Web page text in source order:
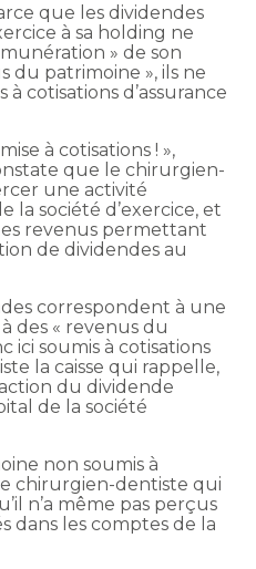
que les dividendes
à sa holding ne
» de son
du patrimoine », ils ne
à cotisations d’assurance
à cotisations ! »,
que le chirurgien-
une activité
la société d’exercice, et
revenus permettant
de dividendes au
correspondent à une
des « revenus du
ici soumis à cotisations
la caisse qui rappelle,
du dividende
de la société
non soumis à
chirurgien-dentiste qui
n’a même pas perçus
dans les comptes de la